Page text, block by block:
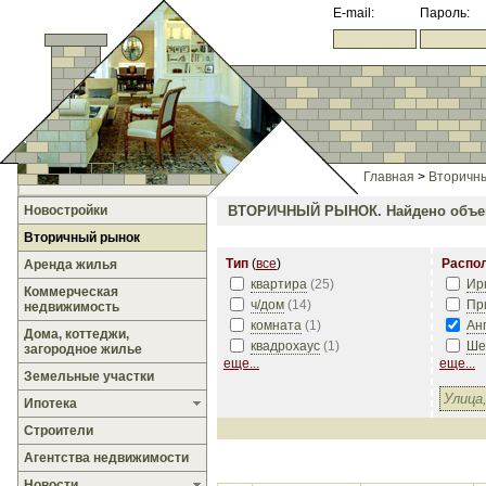
E-mail: Пароль:
Главная >
Новостройки
Вторичный рынок
Аренда жилья
Коммерческая
недвижимость
Дома, коттеджи,
загородное жилье
Земельные участки
Ипотека
Строители
Агентства недвижимости
ВТОРИЧНЫЙ РЫНОК. Найдено
Тип (все)
квартира (25)
ч/дом (14)
комната (1)
квадрохаус (1)
еще...
еще...